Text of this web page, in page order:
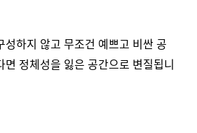
성하지 않고 무조건 예쁘고 비싼 공
면 정체성을 잃은 공간으로 변질됩니